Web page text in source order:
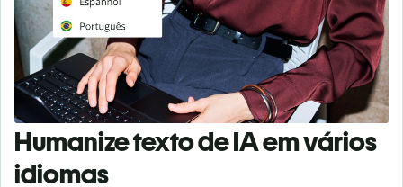
Humanize texto de IA em vários
idiomas